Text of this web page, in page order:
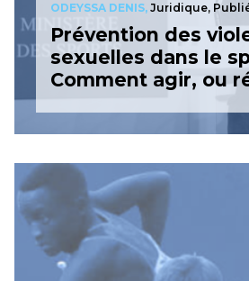
ODEYSSA DENIS, Juridique,
Prévention des
sexuelles dans le
Comment agir, ou